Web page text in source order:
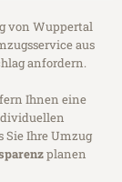
von Wuppertal
aus
anfordern.
Ihnen eine
Sie Ihre Umzug
planen